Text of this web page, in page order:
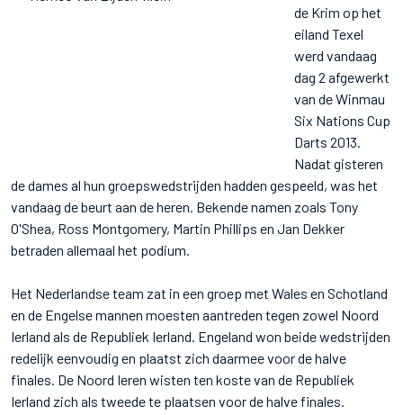
de Krim op het
eiland Texel
werd vandaag
dag 2 afgewerkt
van de Winmau
Six Nations Cup
Darts 2013.
Nadat gisteren
de dames al hun groepswedstrijden hadden gespeeld, was het
vandaag de beurt aan de heren. Bekende namen zoals Tony
O'Shea, Ross Montgomery, Martin Phillips en Jan Dekker
betraden allemaal het podium.
Het Nederlandse team zat in een groep met Wales en Schotland
en de Engelse mannen moesten aantreden tegen zowel Noord
Ierland als de Republiek Ierland. Engeland won beide wedstrijden
redelijk eenvoudig en plaatst zich daarmee voor de halve
finales. De Noord Ieren wisten ten koste van de Republiek
Ierland zich als tweede te plaatsen voor de halve finales.